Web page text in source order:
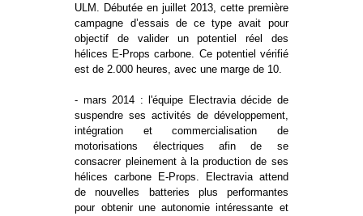
ULM. Débutée en juillet 2013, cette première
campagne d’essais de ce type avait pour
objectif de valider un potentiel réel des
hélices E-Props carbone. Ce potentiel vérifié
est de 2.000 heures, avec une marge de 10.
- mars 2014 : l'équipe Electravia décide de
suspendre ses activités de développement,
intégration et commercialisation de
motorisations électriques afin de se
consacrer pleinement à la production de ses
hélices carbone E-Props. Electravia attend
de nouvelles batteries plus performantes
pour obtenir une autonomie intéressante et